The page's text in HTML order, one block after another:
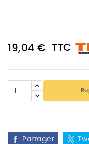
19,04 € TTC
Partager